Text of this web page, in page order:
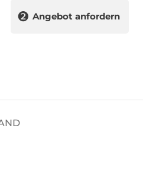
❷ Angebot anfordern